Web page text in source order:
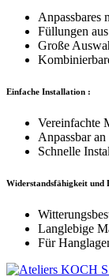
Anpassbares
Füllungen
Große
Einfache Installation :
Vereinfachte
Anpassbar
Schnelle
Widerstandsfähigkeit und
Langlebige
Für